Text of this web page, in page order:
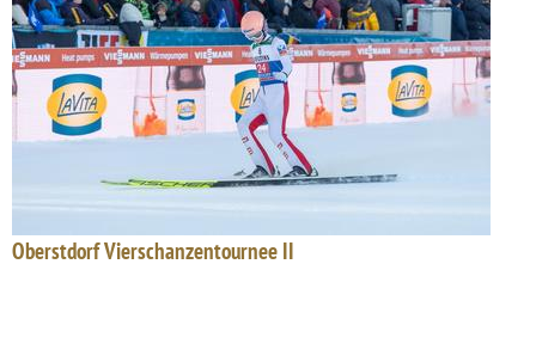
Oberstdorf Vierschanzentournee II